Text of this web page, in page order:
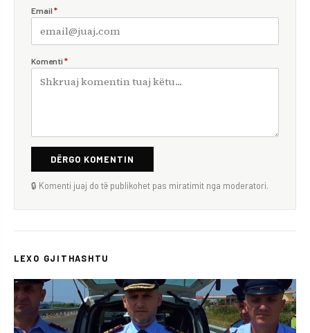
Email *
Komenti *
DËRGO KOMENTIN
🔒 Komenti juaj do të publikohet pas miratimit nga moderatori.
LEXO GJITHASHTU